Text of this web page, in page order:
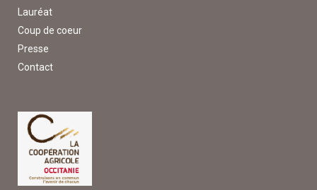
Lauréat
Coup de coeur
Presse
Contact